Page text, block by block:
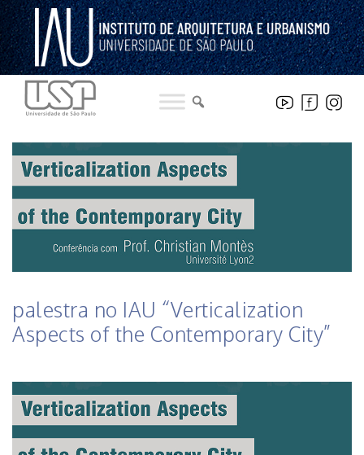
Pular
para
o
conteúdo
palestra no IAU “Verticalization
Aspects of the Contemporary City”